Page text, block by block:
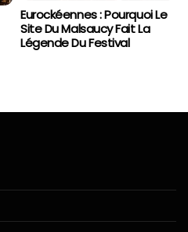
Eurockéennes : Pourquoi Le
Site Du Malsaucy Fait La
Légende Du Festival